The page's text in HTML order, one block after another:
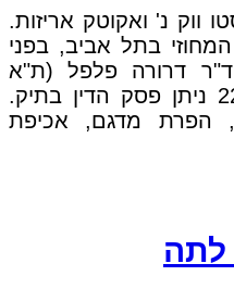
ווק נ' ואקוטק אריזות.
בתל אביב, בפני
דרורה פלפל (ת"א
1846/08). ביום 22.8.2010 ניתן פסק הדין בתיק.
הפרת מדגם, אכיפת
לתה